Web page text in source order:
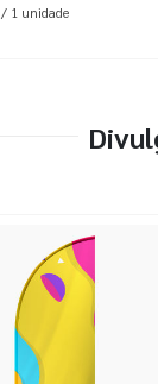
/ 1 unidade